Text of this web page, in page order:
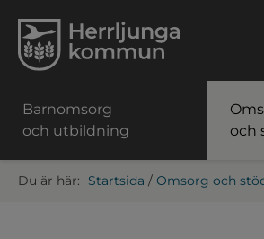
Barnomsorg
och utbildning
och
Startsida / Omsorg och